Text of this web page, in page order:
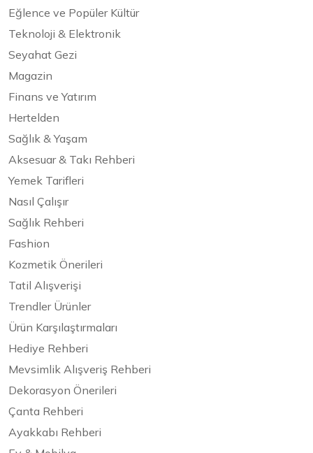
Eğlence ve Popüler Kültür
Teknoloji & Elektronik
Seyahat Gezi
Magazin
Finans ve Yatırım
Hertelden
Sağlık & Yaşam
Aksesuar & Takı Rehberi
Yemek Tarifleri
Nasıl Çalışır
Sağlık Rehberi
Fashion
Kozmetik Önerileri
Tatil Alışverişi
Trendler Ürünler
Ürün Karşılaştırmaları
Hediye Rehberi
Mevsimlik Alışveriş Rehberi
Dekorasyon Önerileri
Çanta Rehberi
Ayakkabı Rehberi